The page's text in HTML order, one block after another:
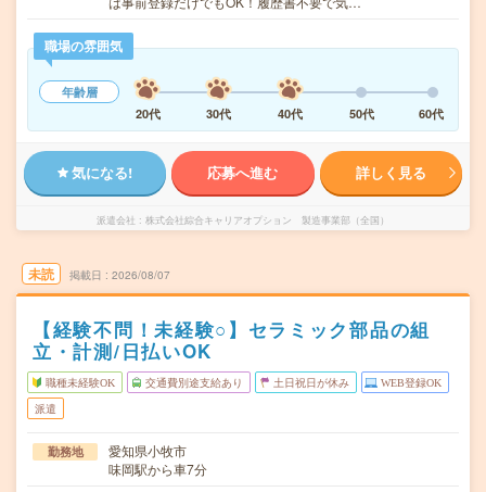
職場の雰囲気
年齢層
20代
30代 40代 50代 60代
気になる! 応募へ進む 詳しく見る
派遣会社 株式会社綜合キャリアオプション 製造事業部（全国）
未読 掲載日 2026/08/07
【経験不問！未経験○】セラミック部品の組
立・計測/日払いOK
職種未経験OK 交通費別途支給あり 土日祝日が休み WEB登録OK
派遣
勤務地
愛知県小牧市
味岡駅から車7分